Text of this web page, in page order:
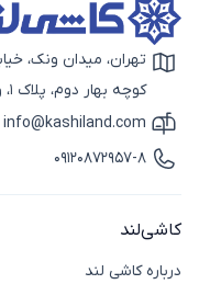
آیکون نقشه
تهران، میدان ونک،
کوچه بهار دوم، پلاک 1، واحد 6 و 7
آیکون ایمیل
info@kashiland.com
آیکون تماس
09120872957-8
کاشی‌لند
درباره کاشی لند